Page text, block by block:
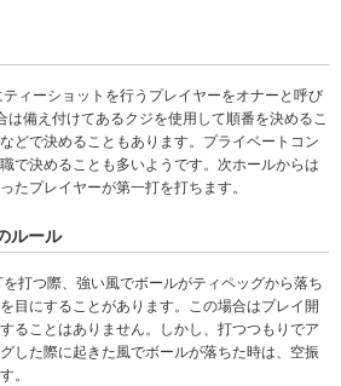
ィーショットを行うプレイヤーをオナーと呼び
は備え付けてあるクジを使用して順番を決めるこ
どで決めることもあります。プライベートコン
で決めることも多いようです。次ホールからは
たプレイヤーが第一打を打ちます。
ルール
打つ際、強い風でボールがティペッグから落ち
目にすることがあります。この場合はプレイ開
ることはありません。しかし、打つつもりでア
した際に起きた風でボールが落ちた時は、空振
。